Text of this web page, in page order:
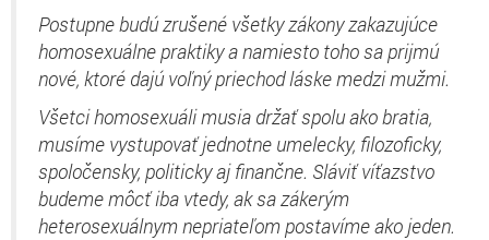
Postupne budú zrušené všetky zákony zakazujúce
homosexuálne praktiky a namiesto toho sa prijmú
nové, ktoré dajú voľný priechod láske medzi mužmi.
Všetci homosexuáli musia držať spolu ako bratia,
musíme vystupovať jednotne umelecky, filozoficky,
spoločensky, politicky aj finančne. Sláviť víťazstvo
budeme môcť iba vtedy, ak sa zákerým
heterosexuálnym nepriateľom postavíme ako jeden.